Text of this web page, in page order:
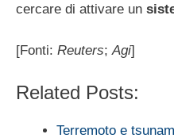
cercare di attivare un
[Fonti: Reuters;Agi]
Related Posts:
Terremoto e